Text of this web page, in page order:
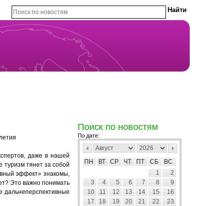
даже в нашей
туризм тянет за собой
эффект» знакомы,
Это важно понимать
дальнеперспективные
Поиск по новостям
По дате:
ПН ВТ СР ЧТ ПТ СБ
ВС
1
2
3
4 5 6 7 8
9
10
11 12 13 14 15
16
17
18 19 20 21 22
23